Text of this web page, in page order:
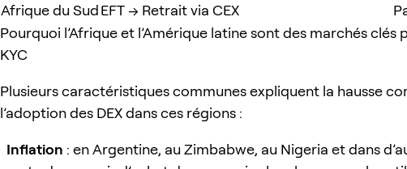
Afrique du SudEFT → Retrait via CEX
Pourquoi l’Afrique et l’Amérique latine sont des marchés clés
KYC
Plusieurs caractéristiques communes expliquent la hausse
l’adoption des DEX dans ces régions :
Inflation : en Argentine, au Zimbabwe, au Nigeria et dans